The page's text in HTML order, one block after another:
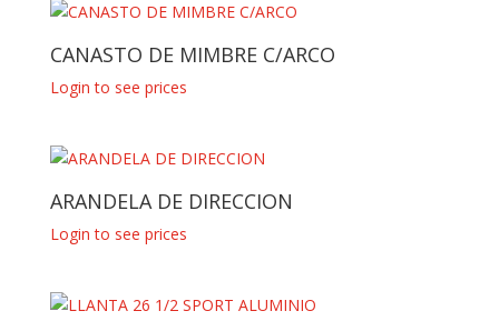
CANASTO DE MIMBRE C/ARCO
Login to see prices
ARANDELA DE DIRECCION
Login to see prices